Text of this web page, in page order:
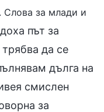
Слова за млади и
път за
да се
дълга на
смислен
за